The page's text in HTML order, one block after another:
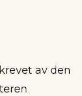
av den